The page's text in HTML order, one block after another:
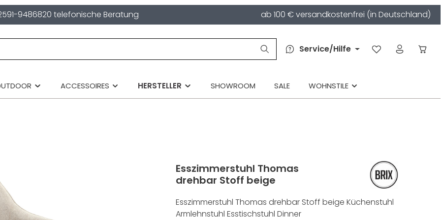
9486820 telefonische Beratung ab 100 € versandkostenfrei (in Deutschland)
Service/Hilfe
ACCESSOIRES HERSTELLER SHOWROOM SALE WOHNSTILE
Esszimmerstuhl Thomas
drehbar Stoff beige
Esszimmerstuhl Thomas drehbar Stoff beige Küchenstuhl
Armlehnstuhl Esstischstuhl Dinner